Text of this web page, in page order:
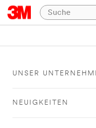
UNSER
NEUIGKEITEN